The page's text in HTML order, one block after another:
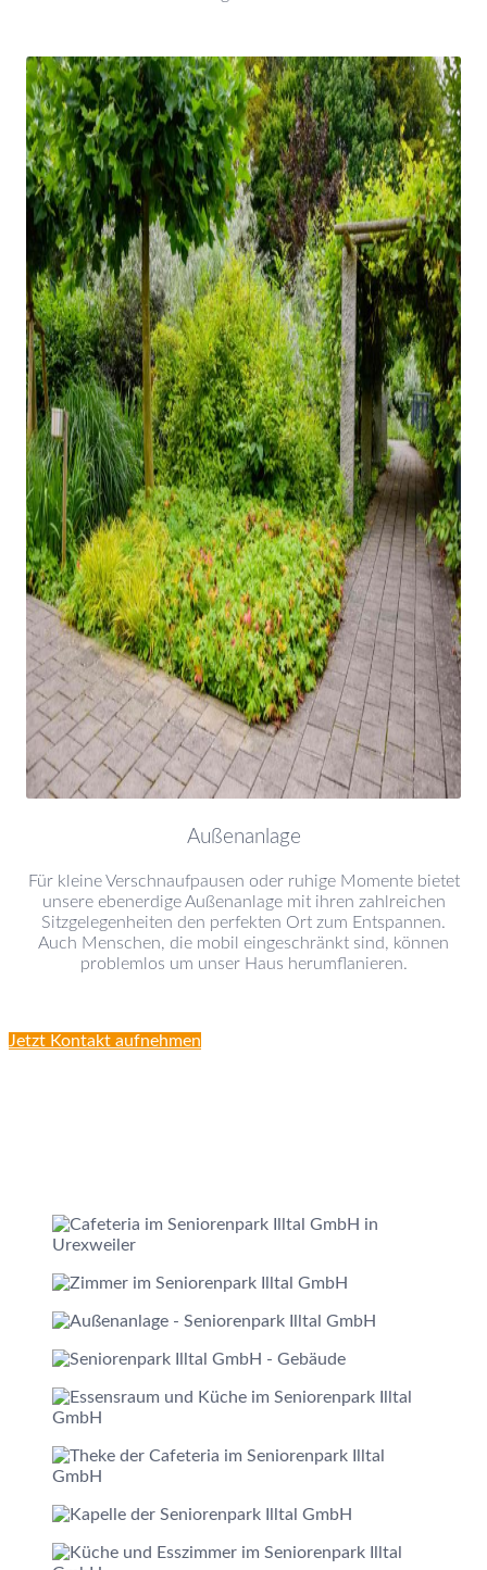
Außenanlage
Für kleine Verschnaufpausen oder ruhige Momente bietet
unsere ebenerdige Außenanlage mit ihren zahlreichen
Sitzgelegenheiten den perfekten Ort zum Entspannen.
Auch Menschen, die mobil eingeschränkt sind, können
problemlos um unser Haus herumflanieren.
Jetzt Kontakt aufnehmen